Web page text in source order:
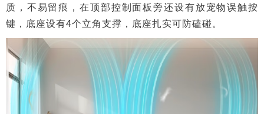
质，不易留痕，在顶部控制面板旁还设有放宠物误触按
键，底座设有4个立角支撑，底座扎实可防磕碰。